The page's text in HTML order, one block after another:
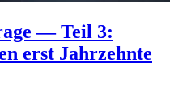
— Teil 3:
erst Jahrzehnte